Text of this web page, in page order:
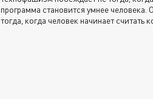
программа становится умнее человека.
тогда, когда человек начинает считать